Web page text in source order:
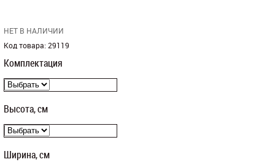
НЕТ В НАЛИЧИИ
Код товара: 29119
Комплектация
Высота, см
Ширина, см